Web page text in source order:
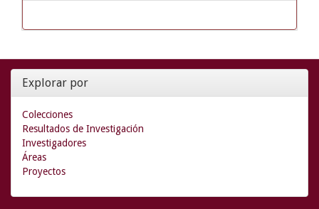
Explorar por
Colecciones
Resultados de Investigación
Investigadores
Áreas
Proyectos